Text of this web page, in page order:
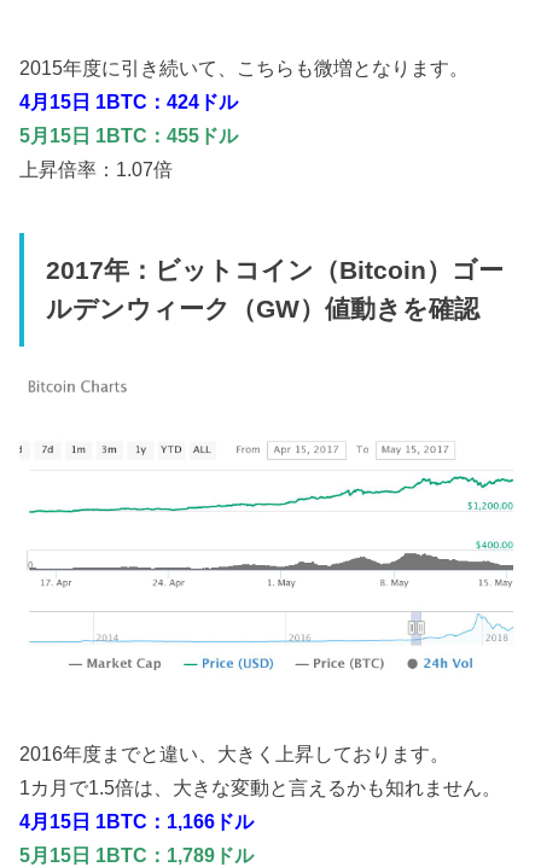
2015年度に引き続いて、こちらも微増となります。
4月15日 1BTC：424ドル
5月15日 1BTC：455ドル
上昇倍率：1.07倍
2017年：ビットコイン（Bitcoin）ゴー
ルデンウィーク（GW）値動きを確認
2016年度までと違い、大きく上昇しております。
1カ月で1.5倍は、大きな変動と言えるかも知れません。
4月15日 1BTC：1,166ドル
5月15日 1BTC：1,789ドル